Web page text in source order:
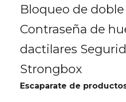
Bloqueo de
Contraseña de
dactilares
Strongbox
Escaparate de